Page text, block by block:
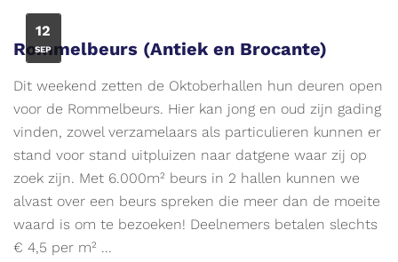
Meer
info
op
www.vliegjemee.be!
ZA
12
SEP
Rommelbeurs (Antiek en Brocante)
Dit weekend zetten de Oktoberhallen hun deuren open
voor de Rommelbeurs. Hier kan jong en oud zijn gading
vinden, zowel verzamelaars als particulieren kunnen er
stand voor stand uitpluizen naar datgene waar zij op
zoek zijn. Met 6.000m² beurs in 2 hallen kunnen we
alvast over een beurs spreken die meer dan de moeite
waard is om te bezoeken! Deelnemers betalen slechts
€ 4,5 per m² ...